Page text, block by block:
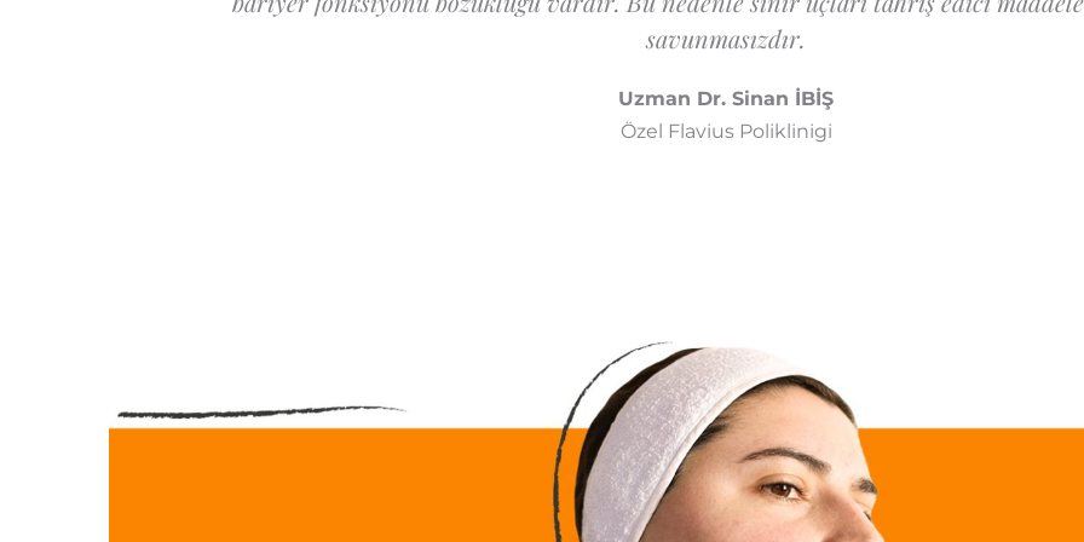
savunmasızdır.
Uzman Dr. Sinan İBİŞ
Özel Flavius Poliklinigi